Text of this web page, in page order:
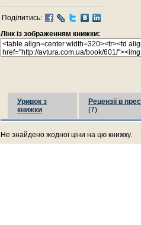
Поділитись:
Лінк із зображенням книжки:
Уривок з
книжки
Рецензії в
(7)
Не знайдено жодної ціни на цю книжку.